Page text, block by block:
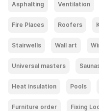
Asphalting Ventilation
Fire Places Roofers
Stairwells Wall art
Universal masters
Heat insulation Pools
Furniture order Fixing